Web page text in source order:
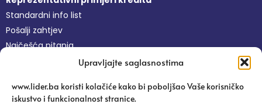
Upravljajte saglasnostima
www.lider.ba koristi kolačiće kako bi poboljšao Vaše korisničko
iskustvo i funkcionalnost stranice.
Standardni info list
Pošalji zahtjev
Najčešća pitanja
Besplatne usluge
Platforma Pravi Lider